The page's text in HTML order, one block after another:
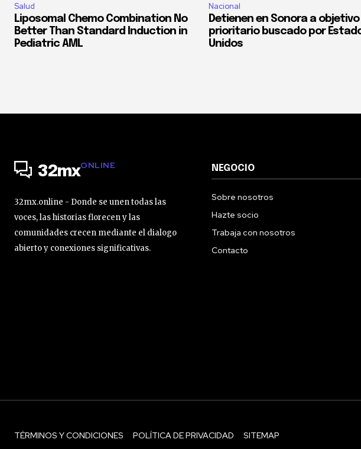
Salud
Liposomal Chemo Combination No
Better Than Standard Induction in
Pediatric AML
Nacional
Detienen en Sonora a objetivo
prioritario buscado por
Unidos
32mxONLINE
32mx.online - Donde se unen todas las
voces, las historias florecen y las
comunidades crecen mediante el dialogo
abierto y conexiones significativas.
NEGOCIO
Sobre nosotros
Hazte socio
Trabaja con nosotros
Contacto
TÉRMINOS Y CONDICIONES POLÍTICA DE PRIVACIDAD SITEMAP